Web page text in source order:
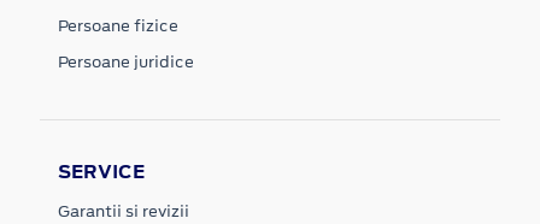
Persoane fizice
Persoane juridice
SERVICE
Garantii si revizii